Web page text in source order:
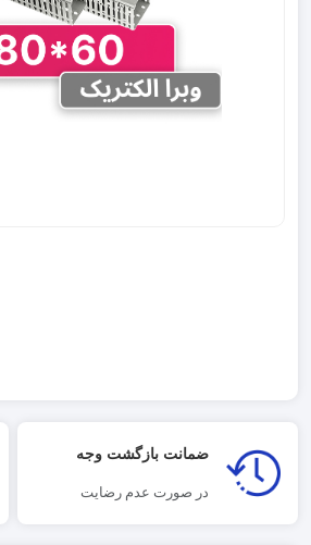
ضمانت بازگشت وجه
در صورت عدم رضایت